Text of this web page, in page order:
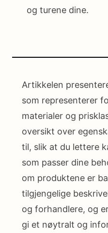
og turene dine.
Artikkelen
som representerer
materialer og
oversikt over
til, slik at du lettere
som passer dine
om produktene er
tilgjengelige
og forhandlere, og
gi et nøytralt og